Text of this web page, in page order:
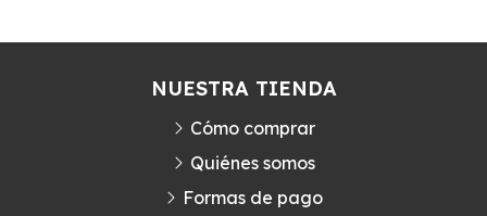
NUESTRA TIENDA
Cómo comprar
Quiénes somos
Formas de pago